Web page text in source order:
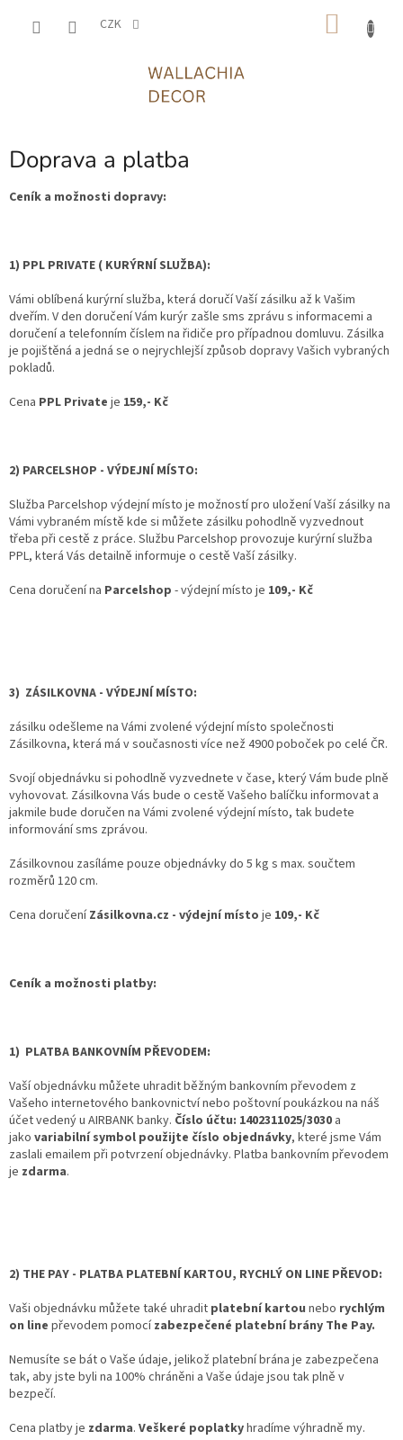
CZK
Doprava a platba
Ceník a možnosti dopravy:
1) PPL PRIVATE ( KURÝRNÍ SLUŽBA):
Vámi oblíbená kurýrní služba, která doručí Vaší zásilku až k Vašim
dveřím. V den doručení Vám kurýr zašle sms zprávu s informacemi a
doručení a telefonním číslem na řidiče pro případnou domluvu. Zásilka
je pojištěná a jedná se o nejrychlejší způsob dopravy Vašich vybraných
pokladů.
Cena PPL Private je 159,- Kč
2) PARCELSHOP - VÝDEJNÍ MÍSTO:
Služba Parcelshop výdejní místo je možností pro uložení Vaší zásilky na
Vámi vybraném místě kde si můžete zásilku pohodlně vyzvednout
třeba při cestě z práce. Službu Parcelshop provozuje kurýrní služba
PPL, která Vás detailně informuje o cestě Vaší zásilky.
Cena doručení na Parcelshop - výdejní místo je 109,- Kč
3) ZÁSILKOVNA - VÝDEJNÍ MÍSTO:
zásilku odešleme na Vámi zvolené výdejní místo společnosti
Zásilkovna, která má v současnosti více než 4900 poboček po celé ČR.
Svojí objednávku si pohodlně vyzvednete v čase, který Vám bude plně
vyhovovat. Zásilkovna Vás bude o cestě Vašeho balíčku informovat a
jakmile bude doručen na Vámi zvolené výdejní místo, tak budete
informování sms zprávou.
Zásilkovnou zasíláme pouze objednávky do 5 kg s max. součtem
rozměrů 120 cm.
Cena doručeníZásilkovna.cz - výdejní místo je 109,- Kč
Ceník a možnosti platby:
1) PLATBA BANKOVNÍM PŘEVODEM:
Vaší objednávku můžete uhradit běžným bankovním převodem z
Vašeho internetového bankovnictví nebo poštovní poukázkou na náš
účet vedený u AIRBANK banky. Číslo účtu: 1402311025/3030 a
jako variabilní symbol použijte číslo objednávky, které jsme Vám
zaslali emailem při potvrzení objednávky. Platba bankovním převodem
je zdarma.
2) THE PAY - PLATBA PLATEBNÍ KARTOU, RYCHLÝ ON LINE PŘEVOD:
Vaši objednávku můžete také uhradit platební kartou nebo rychlým
on line převodem pomocízabezpečené platební brány The Pay.
Nemusíte se bát o Vaše údaje, jelikož platební brána je zabezpečena
tak, aby jste byli na 100% chráněni a Vaše údaje jsou tak plně v
bezpečí.
Cena platby je zdarma. Veškeré poplatkyhradíme výhradně my.